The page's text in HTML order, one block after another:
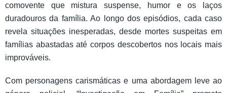
comovente que mistura suspense, humor e os laços
duradouros da família. Ao longo dos episódios, cada caso
revela situações inesperadas, desde mortes suspeitas em
famílias abastadas até corpos descobertos nos locais mais
improváveis.
Com personagens carismáticas e uma abordagem leve ao